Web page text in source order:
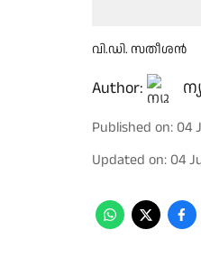
വി.ഡി. സതീശൻ
Author:
Published on: 04
Updated on: 04